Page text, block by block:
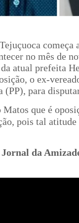
começa
no mês de
atual prefeita
o ex-
(PP), para
que é
pois tal
da